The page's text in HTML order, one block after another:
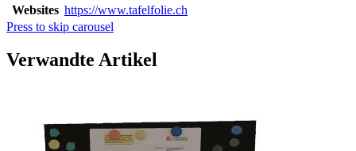
Websites https://www.tafelfolie.ch
Press to skip carousel
Verwandte Artikel